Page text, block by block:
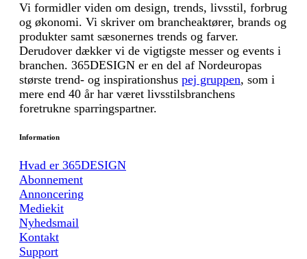
Vi formidler viden om design, trends, livsstil, forbrug
og økonomi. Vi skriver om brancheaktører, brands og
produkter samt sæsonernes trends og farver.
Derudover dækker vi de vigtigste messer og events i
branchen. 365DESIGN er en del af Nordeuropas
største trend- og inspirationshus pej gruppen, som i
mere end 40 år har været livsstilsbranchens
foretrukne sparringspartner.
Information
Hvad er 365DESIGN
Abonnement
Annoncering
Mediekit
Nyhedsmail
Kontakt
Support